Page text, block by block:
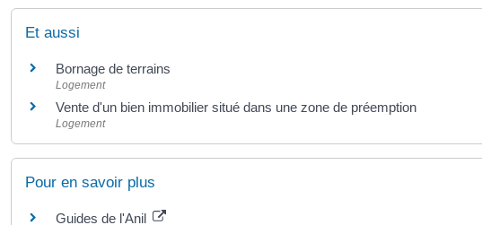
Et aussi
Bornage de terrains
Logement
Vente d'un bien immobilier situé dans une zone de préemption
Logement
Pour en savoir plus
Guides de l'Anil